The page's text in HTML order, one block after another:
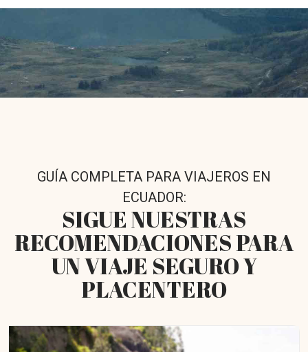
GUÍA COMPLETA PARA VIAJEROS EN
ECUADOR:
SIGUE NUESTRAS
RECOMENDACIONES PARA
UN VIAJE SEGURO Y
PLACENTERO